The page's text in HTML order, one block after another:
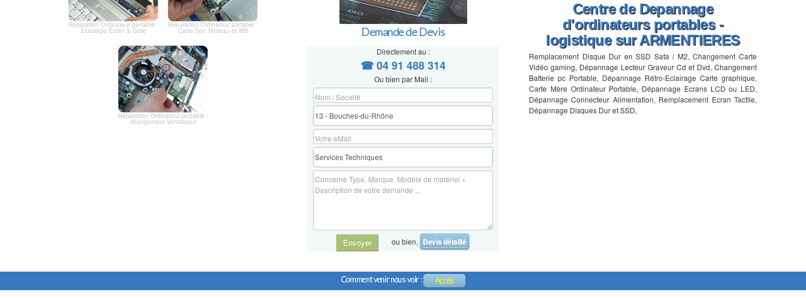
Réparation Ordinateur portable :
Eclairage Ecran & Dalle
Réparation Ordinateur portable :
Carte Son Réseau et Wifi
Réparation Ordinateur portable :
changement Ventilateur
Demande de Devis
Directement au :
☎ 04 91 488 314
Ou bien par Mail :
Envoyer ou bien, Devis détaillé
Centre de Depannage
d'ordinateurs portables -
logistique sur ARMENTIERES
Remplacement Disque Dur en SSD Sata / M2, Changement Carte
Vidéo gaming, Dépannage Lecteur Graveur Cd et Dvd, Changement
Batterie pc Portable, Dépannage Rétro-Eclairage Carte graphique,
Carte Mère Ordinateur Portable, Dépannage Ecrans LCD ou LED,
Dépannage Connecteur Alimentation, Remplacement Ecran Tactile,
Dépannage Disques Dur et SSD,
Comment venir nous voir : Accès